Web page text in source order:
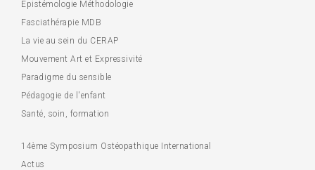
Epistémologie Méthodologie
Fasciathérapie MDB
La vie au sein du CERAP
Mouvement Art et Expressivité
Paradigme du sensible
Pédagogie de l'enfant
Santé, soin, formation
14ème Symposium Ostéopathique International
Actus